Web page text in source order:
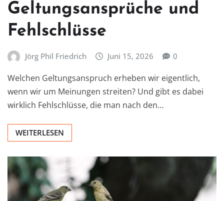
Geltungsansprüche und
Fehlschlüsse
Jörg Phil Friedrich Juni 15, 2026 0
Welchen Geltungsanspruch erheben wir eigentlich,
wenn wir um Meinungen streiten? Und gibt es dabei
wirklich Fehlschlüsse, die man nach den…
WEITERLESEN